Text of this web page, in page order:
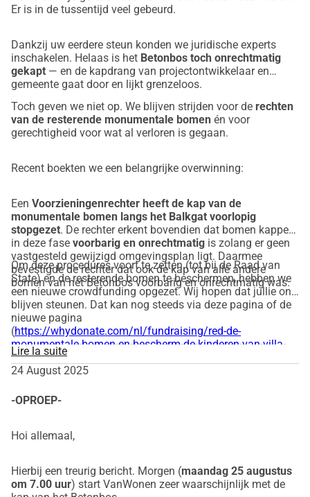
gemeentelijk beleid.
Er is in de tussentijd veel gebeurd.
Dankzij uw eerdere steun konden we juridische experts
inschakelen. Helaas is het Betonbos toch onrechtmatig
gekapt — en de kapdrang van projectontwikkelaar en
gemeente gaat door en lijkt grenzeloos.
Toch geven we niet op. We blijven strijden voor de rechten
van de resterende monumentale bomen én voor
gerechtigheid voor wat al verloren is gegaan.
Recent boekten we een belangrijke overwinning:
Een Voorzieningenrechter heeft de kap van de
monumentale bomen langs het Balkgat voorlopig
stopgezet. De rechter erkent bovendien dat bomen kappen
in deze fase voorbarig en onrechtmatig is zolang er geen
vastgesteld gewijzigd omgevingsplan ligt. Daarmee
bevestigde de rechter dat ook de kap van alle andere
bomen van het Betonbos voorbarig en onrechtmatig was.
Om deze procedures voort te zetten (tot bij de Raad van
State) en de resterende bomen te beschermen, hebben we
een nieuwe crowdfunding opgezet. Wij hopen dat jullie ons
blijven steunen. Dat kan nog steeds via deze pagina of de
nieuwe pagina
(https://whydonate.com/nl/fundraising/red-de-
monumentale-bomen-en-bescherm-de-kinderen-van-villa-
doomijn).
Lire la suite
24 August 2025
-OPROEP-
Hoi allemaal,
Hierbij een treurig bericht. Morgen (maandag 25 augustus
om 7.00 uur) start VanWonen zeer waarschijnlijk met de